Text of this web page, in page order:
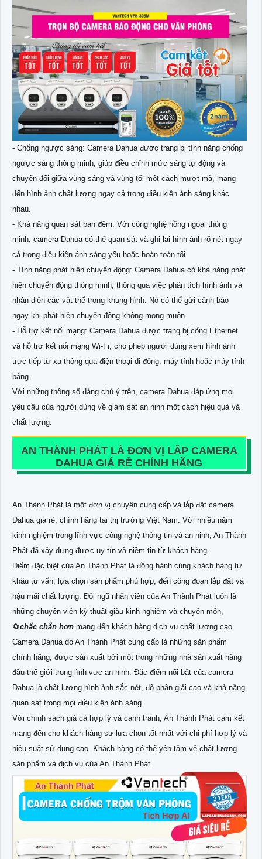
- Chống ngược sáng: Camera Dahua được trang bị tính năng chống
ngược sáng thông minh, giúp điều chỉnh mức sáng tự động và
chuyển đổi giữa vùng sáng và vùng tối một cách mượt mà, mang
đến hình ảnh chất lượng ngay cả trong điều kiện ánh sáng khác
nhau.
- Khả năng quan sát ban đêm: Với công nghệ hồng ngoại thông
minh, camera Dahua có thể quan sát và ghi lại hình ảnh rõ nét ngay
cả trong điều kiện ánh sáng yếu hoặc hoàn toàn tối.
- Tính năng phát hiện chuyển động: Camera Dahua có khả năng phát
hiện chuyển động thông minh, thông qua việc phân tích hình ảnh và
nhận diện các vật thể trong khung hình. Nó có thể gửi cảnh báo
ngay khi phát hiện chuyển động không mong muốn.
- Hỗ trợ kết nối mạng: Camera Dahua được trang bị cổng Ethernet
và hỗ trợ kết nối mạng Wi-Fi, cho phép người dùng xem hình ảnh
trực tiếp từ xa thông qua điện thoại di động, máy tính hoặc máy tính
bảng.
Với những thông số đáng chú ý trên, camera Dahua đáp ứng mọi
yêu cầu của người dùng về giám sát an ninh một cách hiệu quả và
chất lượng.
AN THÀNH PHÁT LÀ ĐƠN VỊ LẮP CAMERA
DAHUA GIÁ RẺ CHÍNH HÃNG
An Thành Phát là một đơn vị chuyên cung cấp và lắp đặt camera
Dahua giá rẻ, chính hãng tại thị trường Việt Nam. Với nhiều năm
kinh nghiệm trong lĩnh vực công nghệ thông tin và an ninh, An Thành
Phát đã xây dựng được uy tín và niềm tin từ khách hàng.
Điểm đặc biệt của An Thành Phát là đồng hành cùng khách hàng từ
khâu tư vấn, lựa chọn sản phẩm phù hợp, đến công đoạn lắp đặt và
hậu mãi chất lượng. Đội ngũ nhân viên của An Thành Phát luôn là
những chuyên viên kỹ thuật giàu kinh nghiệm và chuyên môn,
🔄chắc chắn hơn mang đến khách hàng dịch vụ chất lượng cao.
Camera Dahua do An Thành Phát cung cấp là những sản phẩm
chính hãng, được sản xuất bởi một trong những nhà sản xuất hàng
đầu thế giới trong lĩnh vực an ninh. Đặc điểm nổi bật của camera
Dahua là chất lượng hình ảnh sắc nét, độ phân giải cao và khả năng
quan sát trong mọi điều kiện ánh sáng.
Với chính sách giá cả hợp lý và cạnh tranh, An Thành Phát cam kết
mang đến cho khách hàng sự lựa chọn tốt nhất với chi phí hợp lý và
hiệu suất sử dụng cao. Khách hàng có thể yên tâm về chất lượng
sản phẩm và dịch vụ của An Thành Phát.